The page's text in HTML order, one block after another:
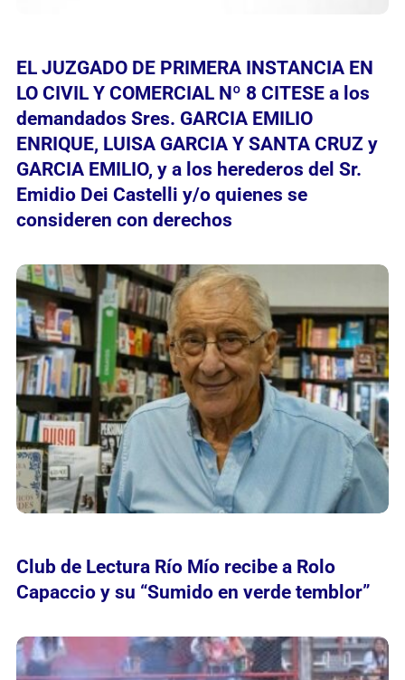
EL JUZGADO DE PRIMERA INSTANCIA EN
LO CIVIL Y COMERCIAL Nº 8 CITESE a los
demandados Sres. GARCIA EMILIO
ENRIQUE, LUISA GARCIA Y SANTA CRUZ y
GARCIA EMILIO, y a los herederos del Sr.
Emidio Dei Castelli y/o quienes se
consideren con derechos
Club de Lectura Río Mío recibe a Rolo
Capaccio y su “Sumido en verde temblor”